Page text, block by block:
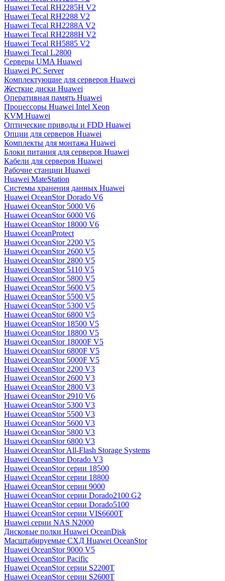
Huawei Tecal RH2285H V2
Huawei Tecal RH2288 V2
Huawei Tecal RH2288A V2
Huawei Tecal RH2288H V2
Huawei Tecal RH5885 V2
Huawei Tecal L2800
Серверы UMA Huawei
Huawei PC Server
Комплектующие для серверов Huawei
Жесткие диски Huawei
Оперативная память Huawei
Процессоры Huawei Intel Xeon
KVM Huawei
Оптические приводы и FDD Huawei
Опции для серверов Huawei
Комплекты для монтажа Huawei
Блоки питания для серверов Huawei
Кабели для серверов Huawei
Рабочие станции Huawei
Huawei MateStation
Системы хранения данных Huawei
Huawei OceanStor Dorado V6
Huawei OceanStor 5000 V6
Huawei OceanStor 6000 V6
Huawei OceanStor 18000 V6
Huawei OceanProtect
Huawei OceanStor 2200 V5
Huawei OceanStor 2600 V5
Huawei OceanStor 2800 V5
Huawei OceanStor 5110 V5
Huawei OceanStor 5800 V5
Huawei OceanStor 5600 V5
Huawei OceanStor 5500 V5
Huawei OceanStor 5300 V5
Huawei OceanStor 6800 V5
Huawei OceanStor 18500 V5
Huawei OceanStor 18800 V5
Huawei OceanStor 18000F V5
Huawei OceanStor 6800F V5
Huawei OceanStor 5000F V5
Huawei OceanStor 2200 V3
Huawei OceanStor 2600 V3
Huawei OceanStor 2800 V3
Huawei OceanStor 2910 V6
Huawei OceanStor 5300 V3
Huawei OceanStor 5500 V3
Huawei OceanStor 5600 V3
Huawei OceanStor 5800 V3
Huawei OceanStor 6800 V3
Huawei OceanStor All-Flash Storage Systems
Huawei OceanStor Dorado V3
Huawei OceanStor серии 18500
Huawei OceanStor серии 18800
Huawei OceanStor серии 9000
Huawei OceanStor серии Dorado2100 G2
Huawei OceanStor серии Dorado5100
Huawei OceanStor серии VIS6600T
Huawei серии NAS N2000
Дисковые полки Huawei OceanDisk
Масштабируемые СХД Huawei OceanStor
Huawei OceanStor 9000 V5
Huawei OceanStor Pacific
Huawei OceanStor серии S2200T
Huawei OceanStor серии S2600T